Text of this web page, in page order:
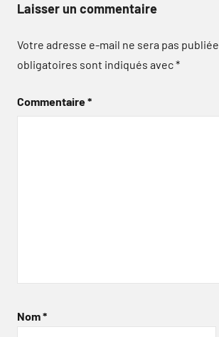
Laisser un commentaire
Votre adresse e-mail ne sera pas publiée.
obligatoires sont indiqués avec*
Commentaire*
Nom*